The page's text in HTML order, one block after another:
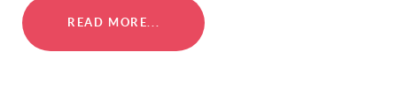
READ MORE...